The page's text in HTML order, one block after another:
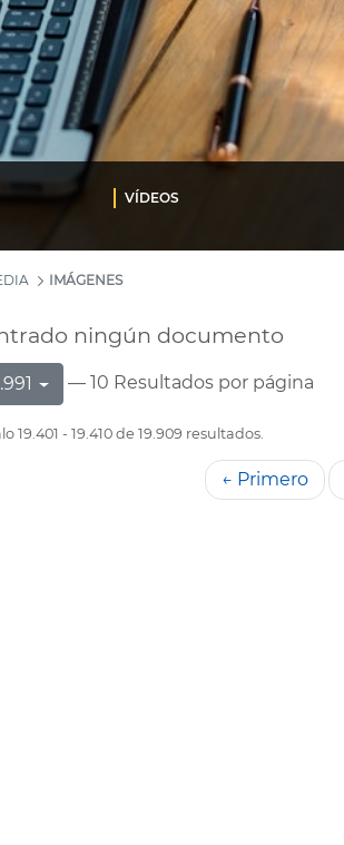
VÍDEOS
IMÁGENES
ningún documento
— 10 Resultados por página
19.401 - 19.410 de 19.909 resultados.
← Primero